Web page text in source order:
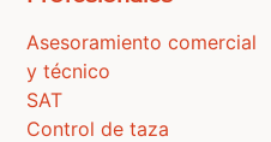
Asesoramiento comercial
y técnico
SAT
Control de taza